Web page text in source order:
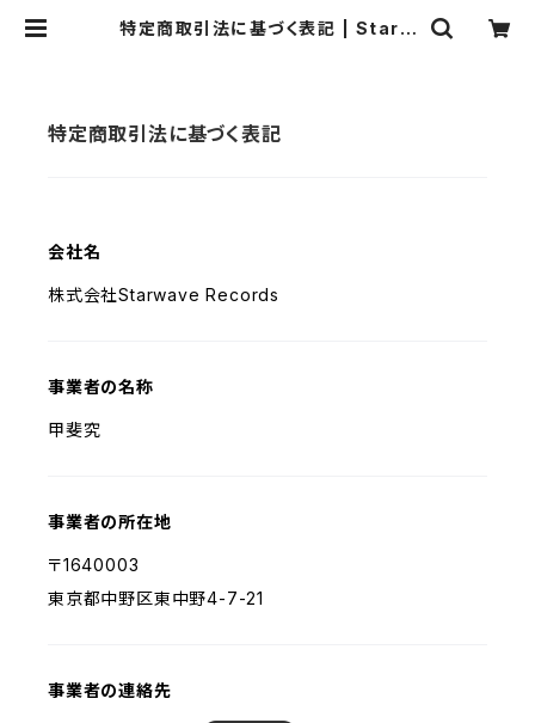
特定商取引法に基づく表記 | Starw
特定商取引法に基づく表記
会社名
株式会社Starwave Records
事業者の名称
甲斐究
事業者の所在地
〒1640003
東京都中野区東中野4-7-21
事業者の連絡先